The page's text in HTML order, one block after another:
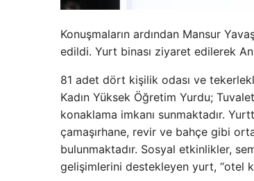
Konuşmaların ardından Mansur
edildi. Yurt binası ziyaret edilerek
81 adet dört kişilik odası ve
Kadın Yüksek Öğretim Yurdu;
konaklama imkanı sunmaktadır.
çamaşırhane, revir ve bahçe gibi
bulunmaktadır. Sosyal etkinlikler,
gelişimlerini destekleyen yurt, “otel